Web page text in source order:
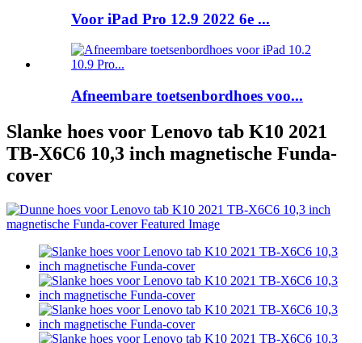
Voor iPad Pro 12.9 2022 6e ...
Afneembare toetsenbordhoes voo...
Slanke hoes voor Lenovo tab K10 2021
TB-X6C6 10,3 inch magnetische Funda-
cover